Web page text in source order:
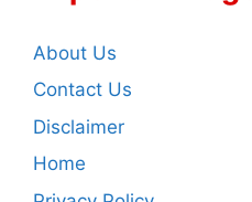
About Us
Contact Us
Disclaimer
Home